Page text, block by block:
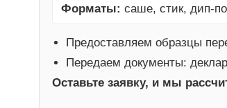
Форматы: саше, стик, дип-
Предоставляем образцы
Передаем документы:
Оставьте заявку, и мы